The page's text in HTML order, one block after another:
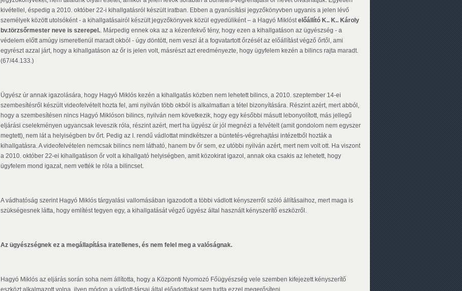
kivétellel, éspedig a 2010. október 22-i kihallgatásról készült iratban. Ebben a gyanúsítási jegyzőkönyvben ugyanis a jelen lévő
személyek között utolsóként - a kihallgatásairól készült jegyzőkönyvek közül egyedüliként – a Hagyó Miklóstelőállító K.. K.. Károly
bv.törzsőrmester neve is szerepel.. Márpedig ennek oka az a kézenfekvő tény, hogy ezen a kihallgatáson az ügyészség - a
védelem előtt amúgy ismeretlenül maradt okból - úgy döntött, nem veszi át a fogvatartott őrzését az előállítást végző őrtől, ami
egyrészt azzal járt, hogy a kihallgatáson az őr is jelen volt, másrészt azt eredményezte, hogy ügyfelem kezén a bilincs rajta maradt.
(67/44.133.)
Ügyész úr annak igazolására, hogy Hagyó Miklós kezén a kihallgatás közben nem lehetett bilincs, a 2010. szeptember 14-ei
szembesítésről készült videofelvételt hozta fel, ami nyilván több okból is alkalmatlan a tétel bizonyítására. Részint azért, mert abból,
hogy a szembesítésen nincs Hagyó Miklóson bilincs, nyilván nem következik, hogy egy későbbi másutt lebonyolított, más jellegű
eljárási cselekményen ugyancsak leveszik róla, részint azért, mert ha ügyész úr jól megnézi a felvételt (amit gondolom nem egyszer
megtett), nem lát a helyiségben bv őrt. Pedig az I. rendű vádlottat mindkétszer a büntetés-végrehajtási intézetből hozták a
kihallgatásra. A videofelvételen nemcsak bilincs nem látható, hanem bv őr sem, ez utóbbi nyilván azért, mert nem volt ott. Ha viszont
a 2010. október 22-ei kihallgatáson őr volt a kihallgató helyiségben, amit közokirat igazol, annak oka csakis az lehetett, hogy
ügyfelem mond igazat, nem vették le róla a bilincset.
A vádhatóság szerint Hagyó Miklós tárgyalási vallomásában igazodott a többi vádlott kényszerről szóló állításaihoz, mert maga is
szükségesnek látta, hogy említést tegyen egy, a kihallgatását végző ügyész által használt kényszerítő eszközről.
Az ügyészségnek ez a megállapítása iratellenes, és nem felel meg a valóságnak.
Hagyó Miklós az eljárás során soha nem állította, hogy a Központi Nyomozó Főügyészség vele szemben kifejezett kényszerítő
eszközt alkalmazott volna, ilyen módon a vádlott-társai által előadottakat sem tudta ezzel megerősíteni.